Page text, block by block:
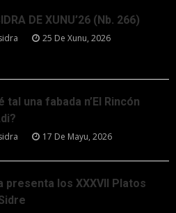
DE XUNU’26 (Nb. 266)
25 De Xunu, 2026
tal una fabada n’El Rincón
17 De Mayu, 2026
presenta los XXXVII Platos